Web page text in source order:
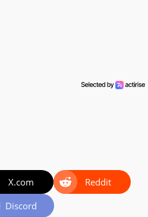
X.com
Reddit
Discord